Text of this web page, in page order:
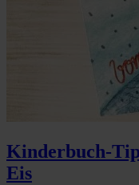
Kinderbuch-
Eis